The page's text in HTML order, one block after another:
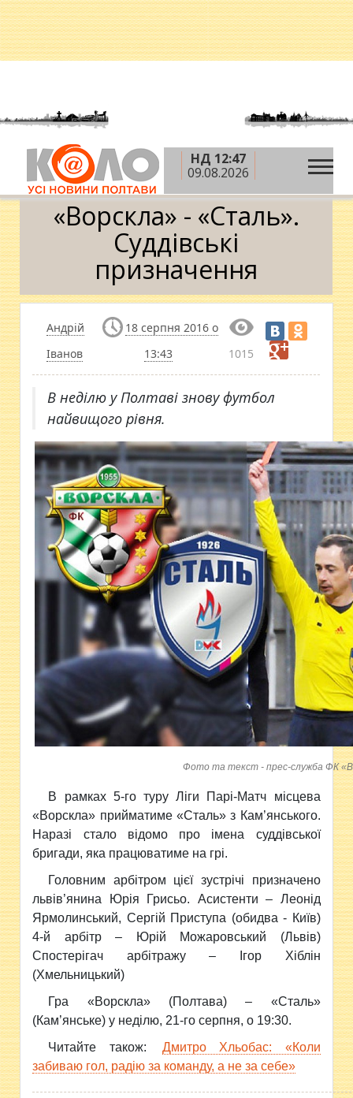
НД 12:47
09.08.2026
Головна » Новини » Спорт »«Ворскла» -
«Сталь». Суддівські призначення
«Ворскла» - «Сталь».
Суддівські
призначення
Андрій
Іванов
18 серпня 2016 о
13:43
1015
В неділю у Полтаві знову футбол
найвищого рівня.
Фото та текст - прес-служба ФК
В рамках 5-го туру Ліги Парі-Матч місцева
«Ворскла» прийматиме «Сталь» з Кам’янського.
Наразі стало відомо про імена суддівської
бригади, яка працюватиме на грі.
Головним арбітром цієї зустрічі призначено
львів’янина Юрія Грисьо. Асистенти – Леонід
Ярмолинський, Сергій Приступа (обидва - Київ)
4-й арбітр – Юрій Можаровський (Львів)
Спостерігач арбітражу – Ігор Хіблін
(Хмельницький)
Гра «Ворскла» (Полтава) – «Сталь»
(Кам’янське) у неділю, 21-го серпня, о 19:30.
Читайте також:
Дмитро Хльобас: «Коли
забиваю гол, радію за команду, а не за себе»